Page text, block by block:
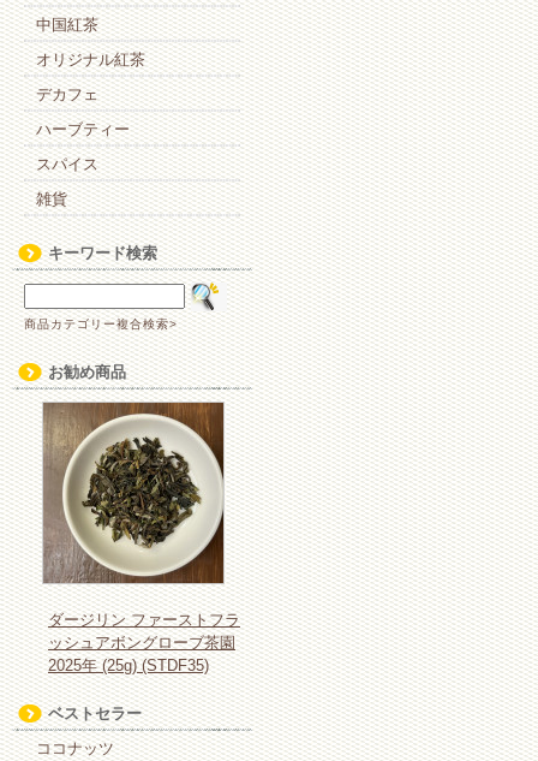
中国紅茶
オリジナル紅茶
デカフェ
ハーブティー
スパイス
雑貨
キーワード検索
商品カテゴリー複合検索>
お勧め商品
ダージリン ファーストフラ
ッシュアボングローブ茶園
2025年 (25g) (STDF35)
ベストセラー
ココナッツ